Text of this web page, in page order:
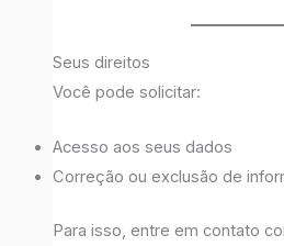
Seus direitos
Você pode solicitar:
Acesso aos seus dados
Correção ou exclusão de
Para isso, entre em contato